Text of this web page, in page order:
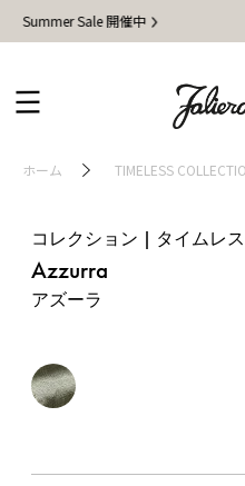
Sale 開催中
ホーム TIMELESS
コレクション | タイムレ
Azzurra
アズーラ